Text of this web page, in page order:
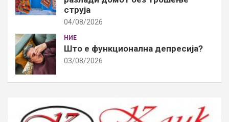
струја
04/08/2026
НИЕ
Што е функционална депресија?
03/08/2026